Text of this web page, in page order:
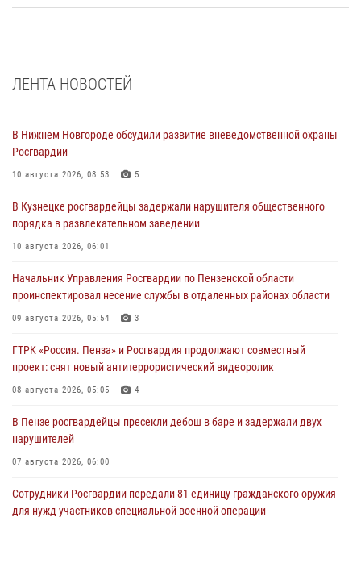
ЛЕНТА НОВОСТЕЙ
В Нижнем Новгороде обсудили развитие вневедомственной охраны
Росгвардии
10 августа 2026, 08:53 5
В Кузнецке росгвардейцы задержали нарушителя общественного
порядка в развлекательном заведении
10 августа 2026, 06:01
Начальник Управления Росгвардии по Пензенской области
проинспектировал несение службы в отдаленных районах области
09 августа 2026, 05:54 3
ГТРК «Россия. Пенза» и Росгвардия продолжают совместный
проект: снят новый антитеррористический видеоролик
08 августа 2026, 05:05 4
В Пензе росгвардейцы пресекли дебош в баре и задержали двух
нарушителей
07 августа 2026, 06:00
Сотрудники Росгвардии передали 81 единицу гражданского оружия
для нужд участников специальной военной операции